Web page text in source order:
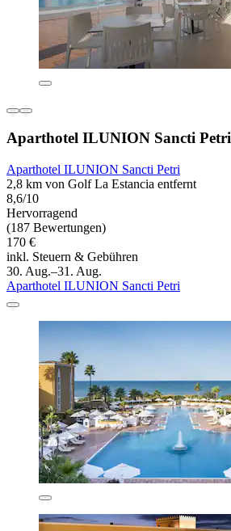
Aparthotel ILUNION Sancti Petri
Aparthotel ILUNION Sancti Petri
2,8 km von Golf La Estancia entfernt
8,6/10
Hervorragend
(187 Bewertungen)
170 €
inkl. Steuern & Gebühren
30. Aug.–31. Aug.
Aparthotel ILUNION Sancti Petri